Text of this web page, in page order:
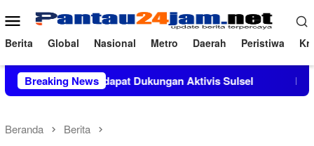
ke
konten
Menu
Mobile
Berita Global Nasional Metro Daerah Peristiwa
Breaking News
Mendapat Dukungan Aktivis Sulsel Kapolres
Beranda Berita